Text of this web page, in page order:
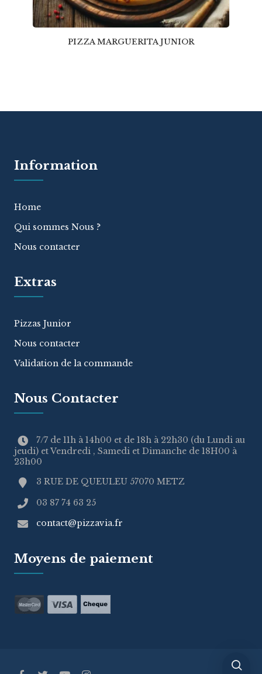
PIZZA MARGUERITA JUNIOR
Information
Home
Qui sommes Nous ?
Nous contacter
Extras
Pizzas Junior
Nous contacter
Validation de la commande
Nous Contacter
7/7 de 11h à 14h00 et de 18h à 22h30 (du Lundi au
jeudi) et Vendredi , Samedi et Dimanche de 18H00 à
23h00
3 RUE DE QUEULEU 57070 METZ
03 87 74 63 25
contact@pizzavia.fr
Moyens de paiement